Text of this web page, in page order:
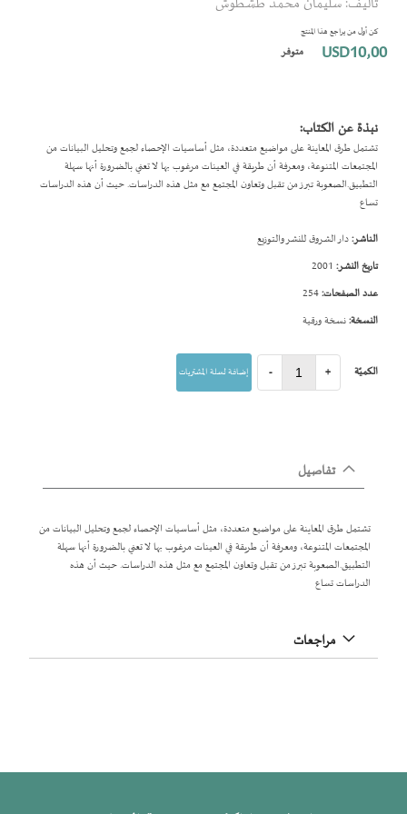
كن أول من يراجع هذا المنتج
USD10٫00 متوفر
نبذة عن الكتاب:
تشتمل طرق المعاينة على مواضيع متعددة، مثل أساسيات الإحصاء لجمع وتحليل البيانات من
المجتمعات المتنوعة، ومعرفة أن طريقة في العينات مرغوب بها لا تعني بالضرورة أنها سهلة
التطبيق.الصعوبة تبرز من تقبل وتعاون المجتمع مع مثل هذه الدراسات. حيث أن هذه الدراسات
تساع
الناشر:دار الشروق للنشر والتوزيع
تاريخ النشر:
عدد الصفحات:
النسخة:نسخة ورقية
الكميّة - + إضافة لسلة المشتريات
بداية
معرض
الصور
تفاصيل
تشتمل طرق المعاينة على مواضيع متعددة، مثل أساسيات الإحصاء لجمع وتحليل البيانات من
المجتمعات المتنوعة، ومعرفة أن طريقة في العينات مرغوب بها لا تعني بالضرورة أنها سهلة
التطبيق.الصعوبة تبرز من تقبل وتعاون المجتمع مع مثل هذه الدراسات. حيث أن هذه
الدراسات تساع
مراجعات